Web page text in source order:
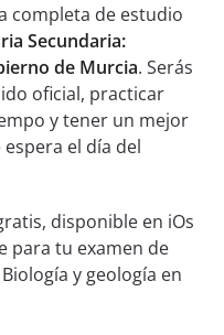
completa de estudio
Secundaria:
de Murcia. Serás
oficial, practicar
y tener un mejor
el día del
disponible en iOs
para tu examen de
y geología en